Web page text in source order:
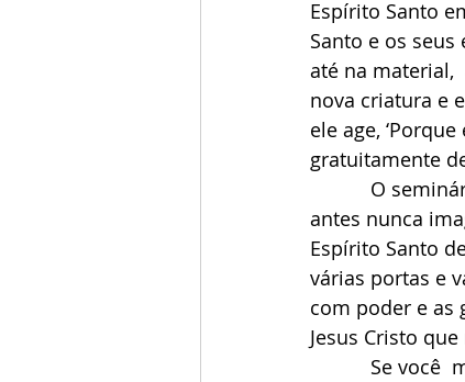
Espírito Santo
Santo e os
até na material,
nova criatura e
ele age,
gratuitamente
antes nunca
Espírito Santo
várias portas e
com poder e as
Jesus Cristo